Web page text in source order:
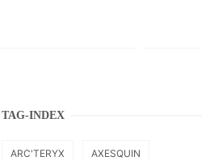
TAG-INDEX
ARC'TERYX AXESQUIN